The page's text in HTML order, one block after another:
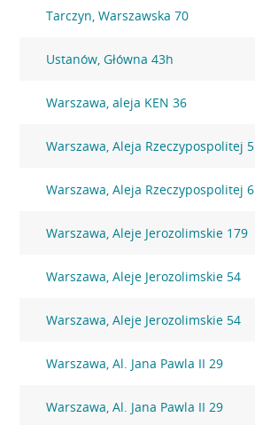
Tarczyn, Warszawska 70
Ustanów, Główna 43h
Warszawa, aleja KEN 36
Warszawa, Aleja Rzeczypospolitej 5
Warszawa, Aleja Rzeczypospolitej 6
Warszawa, Aleje Jerozolimskie 179
Warszawa, Aleje Jerozolimskie 54
Warszawa, Aleje Jerozolimskie 54
Warszawa, Al. Jana Pawla II 29
Warszawa, Al. Jana Pawla II 29